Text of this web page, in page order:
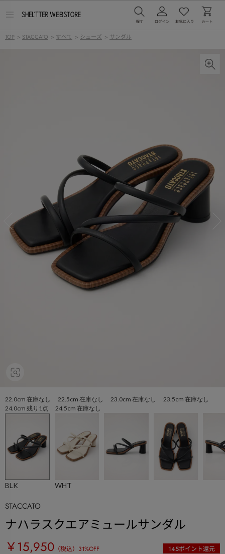
ー
TOP > STACCATO > すべて > シューズ > サンダル
22.0cm 在庫なし 22.5cm 在庫なし 23.0cm 在庫なし 23.5cm 在庫なし
24.0cm 残り1点 24.5cm 在庫なし
BLK WHT
STACCATO
ナハラスクエアミュールサンダル
￥15,950 （税込） 31%OFF 145ポイント還元